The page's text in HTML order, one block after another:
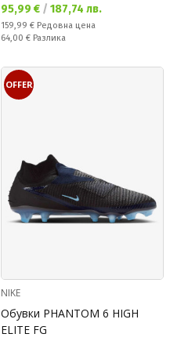
Текуща цена:
95,99 € / 187,74 лв.
Редовна цена:
159,99 € Редовна цена
Спестявате:
64,00 € Разлика
OFFER
NIKE
Обувки PHANTOM 6 HIGH
ELITE FG